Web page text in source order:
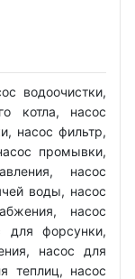
водоочистки,
котла, насос
насос фильтр,
промывки,
насос
воды, насос
насос
для форсунки,
насос для
теплиц, насос